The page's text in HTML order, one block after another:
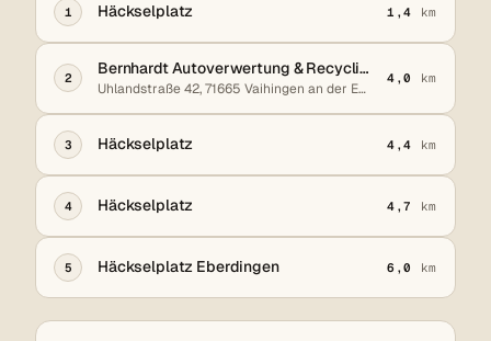
1 Häckselplatz 1,4 km
2
Bernhardt Autoverwertung & Recycling
Uhlandstraße 42, 71665 Vaihingen an der Enz
4,0 km
3 Häckselplatz 4,4 km
4 Häckselplatz 4,7 km
5 Häckselplatz Eberdingen 6,0 km